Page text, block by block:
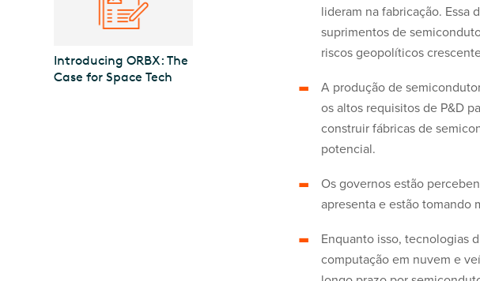
lideram na fabricação. Essa
suprimentos de
riscos geopolíticos
A produção de
os altos requisitos de P&D
construir fábricas de
potencial.
Os governos estão
apresenta e estão tomando
Enquanto isso, tecnologias
computação em nuvem e
Introducing ORBX: The
Case for Space Tech